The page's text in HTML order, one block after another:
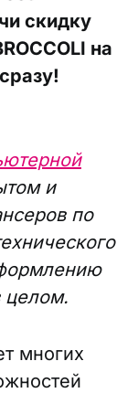
скидку
на
и
по
целом.
многих